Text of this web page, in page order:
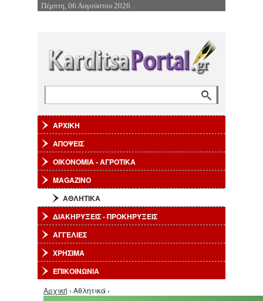
Επιστροφή στην Πλοήγηση
Πέμπτη, 06 Αυγούστου 2026
Φόρμα αναζήτησης
ΑΡΧΙΚΗ
ΑΠΟΨΕΙΣ
ΟΙΚΟΝΟΜΙΑ - ΑΓΡΟΤΙΚΑ
MAGAZINO
ΑΘΛΗΤΙΚΑ
ΔΙΑΚΗΡΥΞΕΙΣ - ΠΡΟΚΗΡΥΞΕΙΣ
ΑΓΓΕΛΙΕΣ
ΧΡΗΣΙΜΑ
ΕΠΙΚΟΙΝΩΝΙΑ
Είστε εδώ
Αρχική › Αθλητικά ›